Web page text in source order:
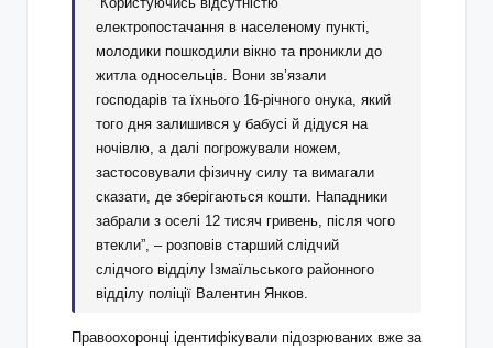
електропостачання в населеному пункті,
молодики пошкодили вікно та проникли до
житла односельців. Вони зв’язали
господарів та їхнього 16-річного онука, який
того дня залишився у бабусі й дідуся на
ночівлю, а далі погрожували ножем,
застосовували фізичну силу та вимагали
сказати, де зберігаються кошти. Нападники
забрали з оселі 12 тисяч гривень, після чого
втекли”, – розповів старший слідчий
слідчого відділу Ізмаїльського районного
відділу поліції Валентин Янков.
Правоохоронці ідентифікували підозрюваних вже за